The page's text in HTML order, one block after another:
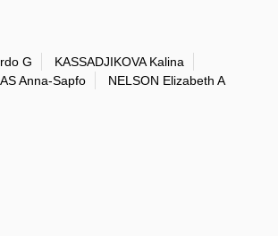
G
KASSADJIKOVA Kalina
Anna-Sapfo
NELSON Elizabeth A